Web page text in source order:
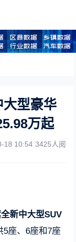
型豪华
万起
18 10:54 3425人阅
新中大型SUV
5座、6座和7座